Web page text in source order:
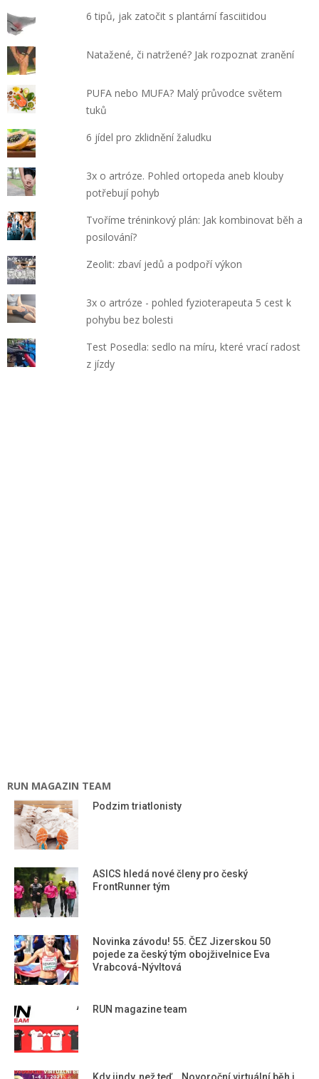
6 tipů, jak zatočit s plantární fasciitidou
Natažené, či natržené? Jak rozpoznat zranění
PUFA nebo MUFA? Malý průvodce světem
tuků
6 jídel pro zklidnění žaludku
3x o artróze. Pohled ortopeda aneb klouby
potřebují pohyb
Tvoříme tréninkový plán: Jak kombinovat běh a
posilování?
Zeolit: zbaví jedů a podpoří výkon
3x o artróze - pohled fyzioterapeuta 5 cest k
pohybu bez bolesti
Test Posedla: sedlo na míru, které vrací radost
z jízdy
RUN MAGAZIN TEAM
Podzim triatlonisty
ASICS hledá nové členy pro český
FrontRunner tým
Novinka závodu! 55. ČEZ Jizerskou 50
pojede za český tým obojživelnice Eva
Vrabcová-Nývltová
RUN magazine team
Kdy jindy, než teď… Novoroční virtuální běh i